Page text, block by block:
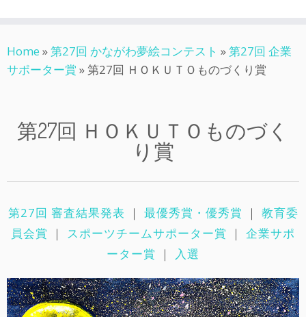
to
content
Home »第27回 かながわ夢絵コンテスト »第27回 企業
サポーター賞 »第27回 ＨＯＫＵＴＯものづくり賞
第27回 ＨＯＫＵＴＯものづく
り賞
第27回 審査結果発表 ｜ 最優秀賞・優秀賞 ｜ 教育委
員会賞 ｜ スポーツチームサポーター賞 ｜ 企業サポ
ーター賞 ｜ 入選